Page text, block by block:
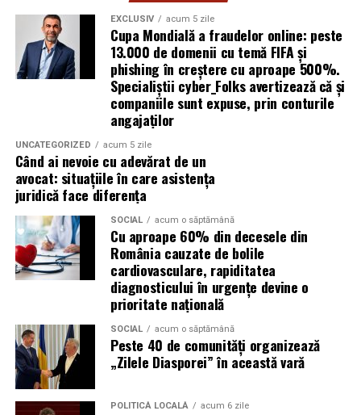
FABIZ-ASE nu este doar o instituție care îți deschide uși.
Este locul în care înveți cum să le construiești singur
atunci când nu există. Este mediul care transformă
ambițiile în proiecte concrete, ideile în strategii, visurile
în pași reali. Aici, antreprenoriatul, leadershipul sau
consultanța nu rămân concepte abstracte, devin
scenarii posibile ale propriei tale vieți.
Experiența de student FABIZ-ASE nu este simplă. Este
plină, intensă, neordonată uneori, dar profund
formativă. Și cred că exact în aceste contraste stă
frumusețea ei. Dacă intri cu mintea deschisă și cu dorința
sinceră de a deveni mai mult decât ești astăzi, vei ieși alt
om. Mai puternic. Mai curios. Mai viu.
faptul că nu te pregătește doar pentru o carieră, ci
pentru o viață.
EXCLUSIV acum 5 zile
Cupa Mondială a fraudelor online: peste
13.000 de domenii cu temă FIFA și
phishing în creștere cu aproape 500%.
Specialiștii cyber_Folks avertizează că și
companiile sunt expuse, prin conturile
angajaților
UNCATEGORIZED acum 5 zile
Când ai nevoie cu adevărat de un
avocat: situațiile în care asistența
juridică face diferența
SOCIAL acum o săptămână
Cu aproape 60% din decesele din
România cauzate de bolile
cardiovasculare, rapiditatea
diagnosticului în urgențe devine o
prioritate națională
SOCIAL acum o săptămână
Peste 40 de comunități organizează
„Zilele Diasporei” în această vară
POLITICĂ LOCALĂ acum 6 zile